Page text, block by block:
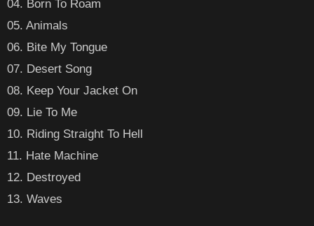
04. Born To Roam
05. Animals
06. Bite My Tongue
07. Desert Song
08. Keep Your Jacket On
09. Lie To Me
10. Riding Straight To Hell
11. Hate Machine
12. Destroyed
13. Waves